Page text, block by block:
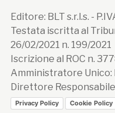
Editore: BLT s.r.l.s. -
Testata iscritta al
26/02/2021 n. 199/2021
Iscrizione al ROC n.
Amministratore
Direttore
Privacy Policy Cookie Policy